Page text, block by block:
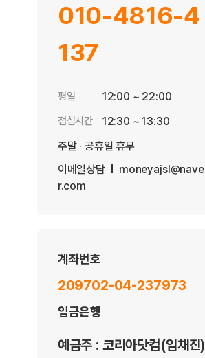
010-4816-4
137
평일 12:00 ~ 22:00
점심시간
12:30 ~ 13:30
주말 · 공휴일 휴무
이메일상담
moneyajsl@nave
r.com
계좌번호
209702-04-237973
입금은행
예금주 : 코리아닷컴(임채진)